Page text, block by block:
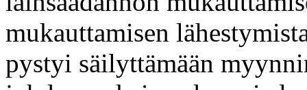
mukauttamisen
pystyi säilyttämään